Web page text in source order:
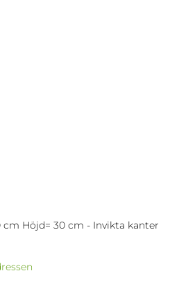
Höjd= 30 cm - Invikta kanter